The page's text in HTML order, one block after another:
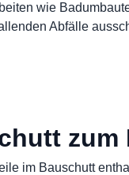
wie
Abfälle
im Bauschutt